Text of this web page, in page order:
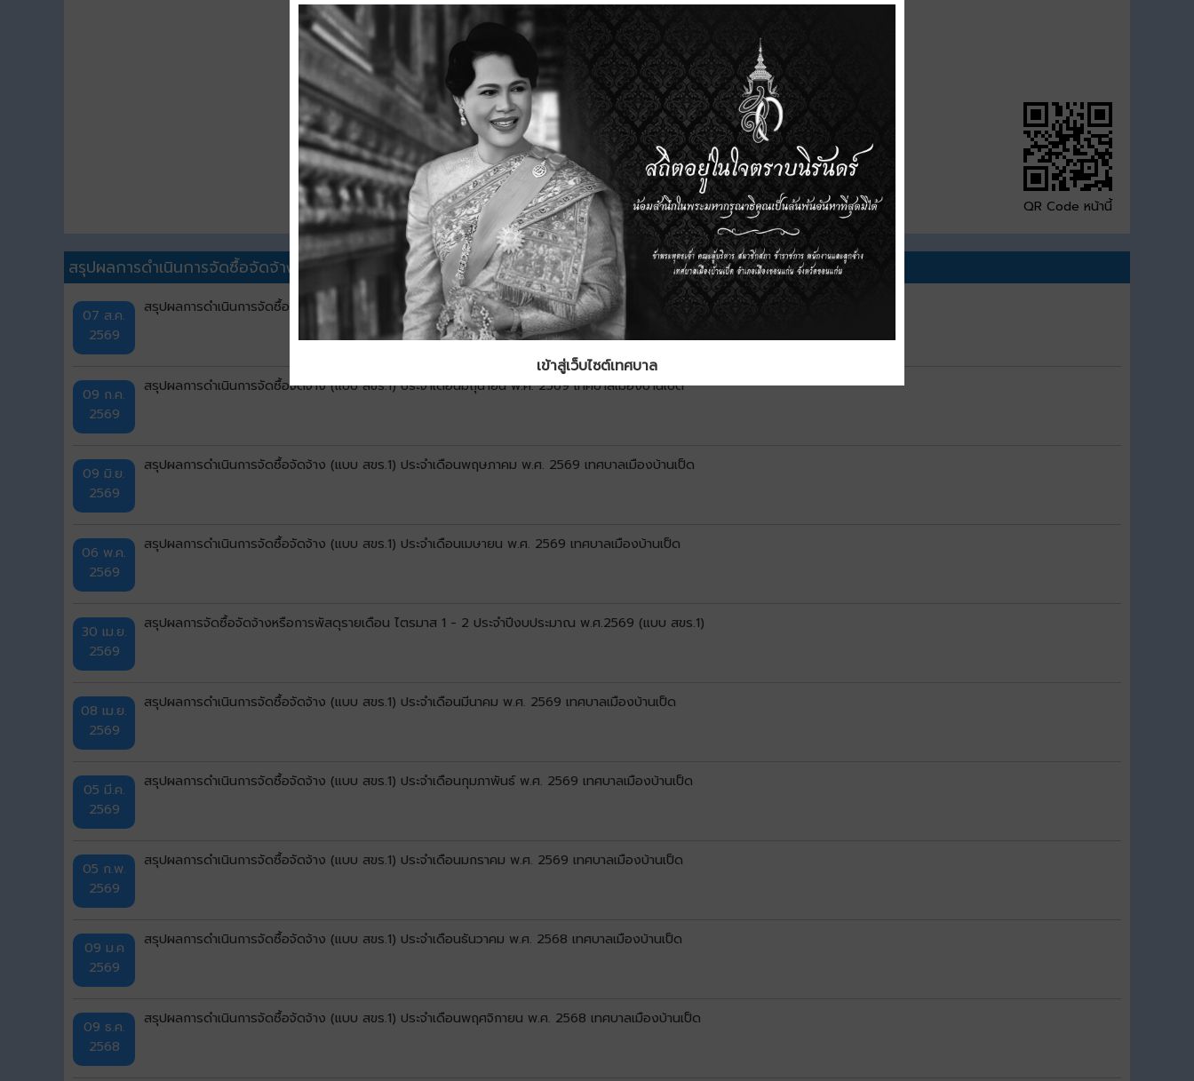
ดาวน์โหลด
QR Code หน้านี้
สรุปผลการดำเนินการจัดซื้อจัดจ้าง (สขร.1)อื่นๆ
07 ส.ค.
2569
สรุปผลการดำเนินการจัดซื้อจัดจ้าง (แบบ สขร.1) ประจำเดือนกรกฎาคม พ.ศ. 2569 เทศบาลเมืองบ้านเป็ด
09 ก.ค.
2569
สรุปผลการดำเนินการจัดซื้อจัดจ้าง (แบบ สขร.1) ประจำเดือนมิถุนายน พ.ศ. 2569 เทศบาลเมืองบ้านเป็ด
09 มิ.ย.
2569
สรุปผลการดำเนินการจัดซื้อจัดจ้าง (แบบ สขร.1) ประจำเดือนพฤษภาคม พ.ศ. 2569 เทศบาลเมืองบ้านเป็ด
06 พ.ค.
2569
สรุปผลการดำเนินการจัดซื้อจัดจ้าง (แบบ สขร.1) ประจำเดือนเมษายน พ.ศ. 2569 เทศบาลเมืองบ้านเป็ด
30 เม.ย.
2569
สรุปผลการจัดซื้อจัดจ้างหรือการพัสดุรายเดือน ไตรมาส 1 - 2 ประจำปีงบประมาณ พ.ศ.2569 (แบบ สขร.1)
08 เม.ย.
2569
สรุปผลการดำเนินการจัดซื้อจัดจ้าง (แบบ สขร.1) ประจำเดือนมีนาคม พ.ศ. 2569 เทศบาลเมืองบ้านเป็ด
05 มี.ค.
2569
สรุปผลการดำเนินการจัดซื้อจัดจ้าง (แบบ สขร.1) ประจำเดือนกุมภาพันธ์ พ.ศ. 2569 เทศบาลเมืองบ้านเป็ด
05 ก.พ.
2569
สรุปผลการดำเนินการจัดซื้อจัดจ้าง (แบบ สขร.1) ประจำเดือนมกราคม พ.ศ. 2569 เทศบาลเมืองบ้านเป็ด
09 ม.ค
2569
สรุปผลการดำเนินการจัดซื้อจัดจ้าง (แบบ สขร.1) ประจำเดือนธันวาคม พ.ศ. 2568 เทศบาลเมืองบ้านเป็ด
09 ธ.ค.
2568
สรุปผลการดำเนินการจัดซื้อจัดจ้าง (แบบ สขร.1) ประจำเดือนพฤศจิกายน พ.ศ. 2568 เทศบาลเมืองบ้านเป็ด
เข้าสู่เว็บไซต์เทศบาล